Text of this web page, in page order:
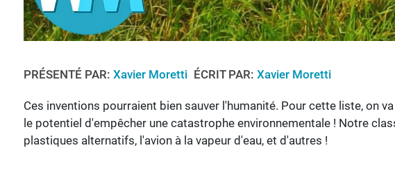
PRÉSENTÉ PAR: Xavier Moretti ÉCRIT PAR: Xavier Moretti
Ces inventions pourraient bien sauver l'humanité. Pour cette liste, on
le potentiel d'empêcher une catastrophe environnementale ! Notre
plastiques alternatifs, l'avion à la vapeur d'eau, et d'autres !